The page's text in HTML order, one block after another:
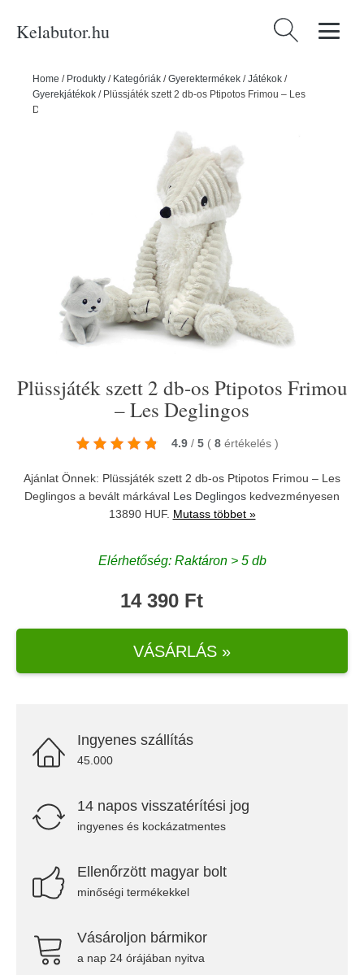
Kelabutor.hu Keresés:
Home / Produkty / Kategóriák /Gyerektermékek /Játékok /
Gyerekjátékok / Plüssjáték szett 2 db-os Ptipotos Frimou – Les
Deglingos
Plüssjáték szett 2 db-os Ptipotos Frimou
– Les Deglingos
4.9 / 5 ( 8 értékelés )
Ajánlat Önnek: Plüssjáték szett 2 db-os Ptipotos Frimou – Les
Deglingos a bevált márkával Les Deglingos kedvezményesen
13890 HUF. Mutass többet »
Elérhetőség: Raktáron > 5 db
14 390 Ft
VÁSÁRLÁS »
Ingyenes szállítás
45.000
14 napos visszatérítési jog
ingyenes és kockázatmentes
Ellenőrzött magyar bolt
minőségi termékekkel
Vásároljon bármikor
a nap 24 órájában nyitva